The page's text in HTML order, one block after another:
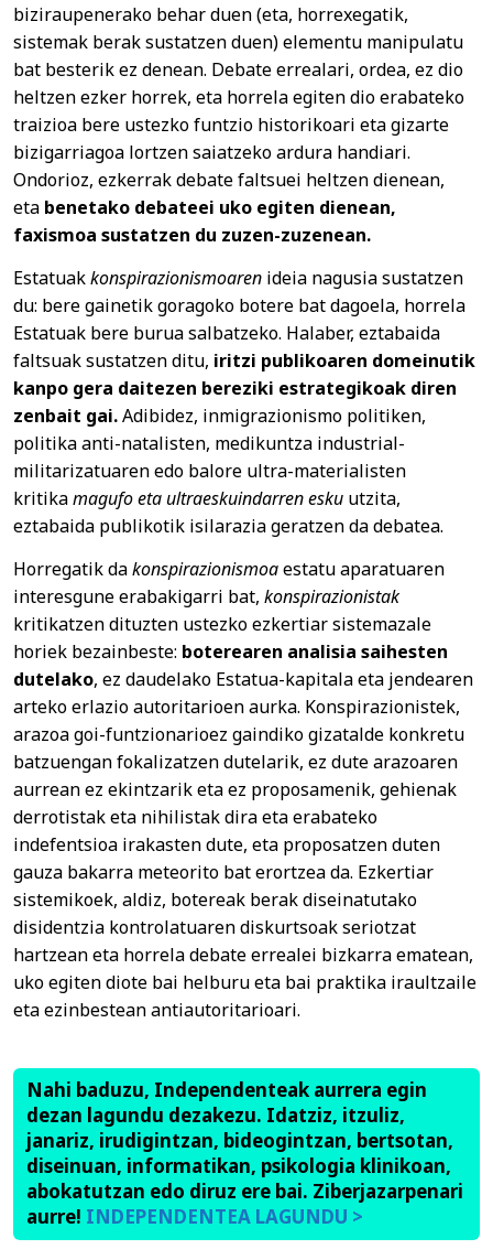
biziraupenerako behar duen (eta, horrexegatik,
sistemak berak sustatzen duen) elementu manipulatu
bat besterik ez denean. Debate errealari, ordea, ez dio
heltzen ezker horrek, eta horrela egiten dio erabateko
traizioa bere ustezko funtzio historikoari eta gizarte
bizigarriagoa lortzen saiatzeko ardura handiari.
Ondorioz, ezkerrak debate faltsuei heltzen dienean,
eta benetako debateei uko egiten dienean,
faxismoa sustatzen du zuzen-zuzenean.
Estatuakkonspirazionismoaren ideia nagusia sustatzen
du: bere gainetik goragoko botere bat dagoela, horrela
Estatuak bere burua salbatzeko. Halaber, eztabaida
faltsuak sustatzen ditu, iritzi publikoaren domeinutik
kanpo gera daitezen bereziki estrategikoak diren
zenbait gai.Adibidez, inmigrazionismo politiken,
politika anti-natalisten, medikuntza industrial-
militarizatuaren edo balore ultra-materialisten
kritikamagufo eta ultraeskuindarren esku utzita,
eztabaida publikotik isilarazia geratzen da debatea.
Horregatik dakonspirazionismoaestatu aparatuaren
interesgune erabakigarri bat, konspirazionistak
kritikatzen dituzten ustezko ezkertiar sistemazale
horiek bezainbeste: boterearen analisia saihesten
dutelako, ez daudelako Estatua-kapitala eta jendearen
arteko erlazio autoritarioen aurka. Konspirazionistek,
arazoa goi-funtzionarioez gaindiko gizatalde konkretu
batzuengan fokalizatzen dutelarik, ez dute arazoaren
aurrean ez ekintzarik eta ez proposamenik, gehienak
derrotistak eta nihilistak dira eta erabateko
indefentsioa irakasten dute, eta proposatzen duten
gauza bakarra meteorito bat erortzea da. Ezkertiar
sistemikoek, aldiz, botereak berak diseinatutako
disidentzia kontrolatuaren diskurtsoak seriotzat
hartzean eta horrela debate errealei bizkarra ematean,
uko egiten diote bai helburu eta bai praktika iraultzaile
eta ezinbestean antiautoritarioari.
Nahi baduzu, Independenteak aurrera egin
dezan lagundu dezakezu. Idatziz, itzuliz,
janariz, irudigintzan, bideogintzan, bertsotan,
diseinuan, informatikan, psikologia klinikoan,
abokatutzan edo diruz ere bai. Ziberjazarpenari
aurre! INDEPENDENTEA LAGUNDU >